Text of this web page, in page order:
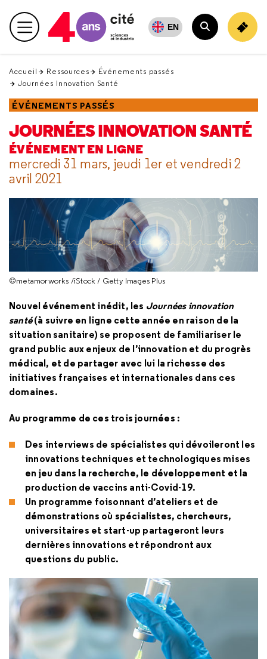
en
haut Menu principal EN
Rechercher
Accueil Ressources
Événements passés
Journées Innovation Santé
ÉVÉNEMENTS PASSÉS
JOURNÉES INNOVATION SANTÉ
ÉVÉNEMENT EN LIGNE
mercredi 31 mars, jeudi 1er et vendredi 2
avril 2021
©metamorworks /iStock / Getty Images Plus
Nouvel événement inédit, les Journées innovation
santé(à suivre en ligne cette année en raison de la
situation sanitaire) se proposent de familiariser le
grand public aux enjeux de l’innovation et du progrès
médical, et de partager avec lui la richesse des
initiatives françaises et internationales dans ces
domaines.
Au programme de ces trois journées :
Des interviews de spécialistes qui dévoileront les
innovations techniques et technologiques mises
en jeu dans la recherche, le développement et la
production de vaccins anti-Covid-19.
Un programme foisonnant d’ateliers et de
démonstrations où spécialistes, chercheurs,
universitaires et start-up partageront leurs
dernières innovations et répondront aux
questions du public.